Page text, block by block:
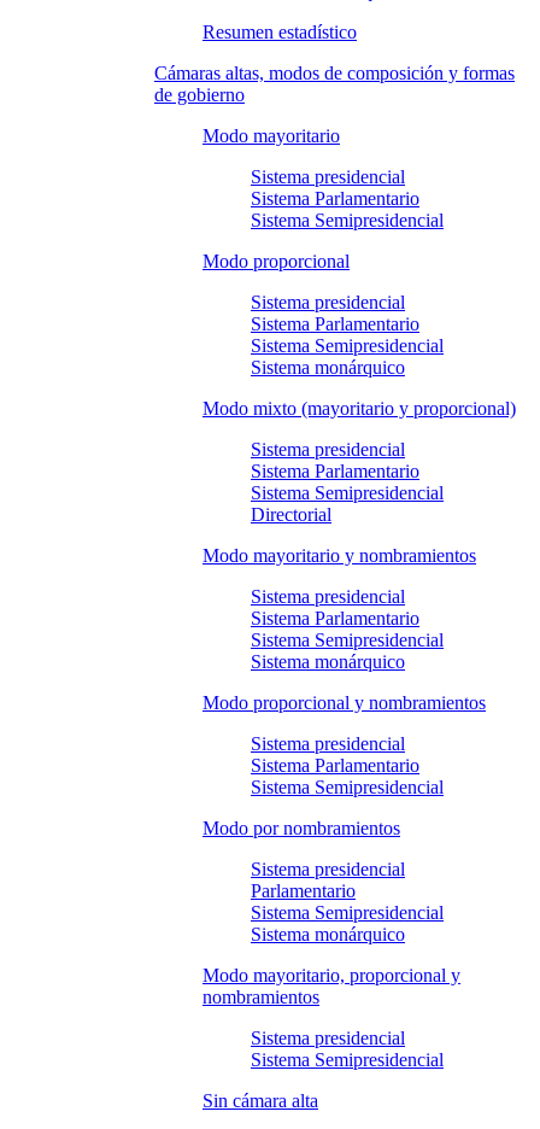
Resumen estadístico
Cámaras altas, modos de composición y formas
de gobierno
Modo mayoritario
Sistema presidencial
Sistema Parlamentario
Sistema Semipresidencial
Modo proporcional
Sistema presidencial
Sistema Parlamentario
Sistema Semipresidencial
Sistema monárquico
Modo mixto (mayoritario y proporcional)
Sistema presidencial
Sistema Parlamentario
Sistema Semipresidencial
Directorial
Modo mayoritario y nombramientos
Sistema presidencial
Sistema Parlamentario
Sistema Semipresidencial
Sistema monárquico
Modo proporcional y nombramientos
Sistema presidencial
Sistema Parlamentario
Sistema Semipresidencial
Modo por nombramientos
Sistema presidencial
Parlamentario
Sistema Semipresidencial
Sistema monárquico
Modo mayoritario, proporcional y
nombramientos
Sistema presidencial
Sistema Semipresidencial
Sin cámara alta